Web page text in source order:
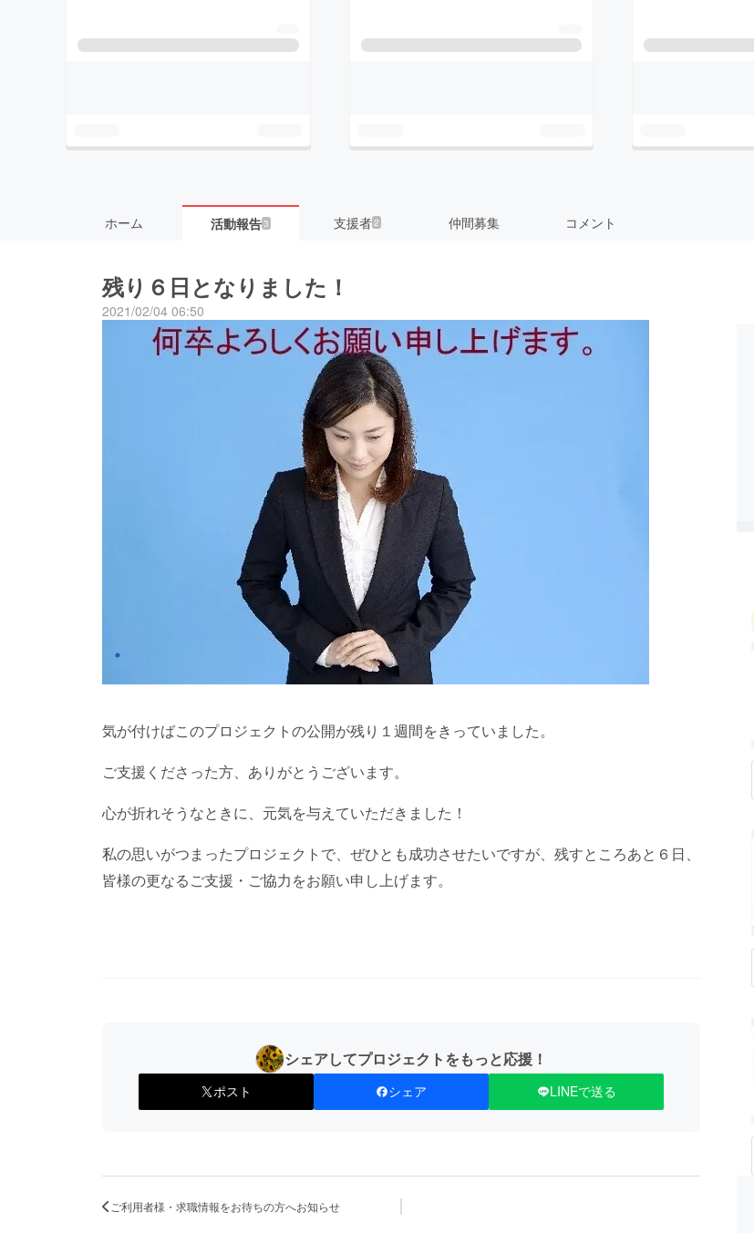
ホーム 活動報告3 支援者2 仲間募集 コメント
残り６日となりました！
2021/02/04 06:50
気が付けばこのプロジェクトの公開が残り１週間をきっていました。
ご支援くださった方、ありがとうございます。
心が折れそうなときに、元気を与えていただきました！
私の思いがつまったプロジェクトで、ぜひとも成功させたいですが、残すところあと６日、
皆様の更なるご支援・ご協力をお願い申し上げます。
シェアしてプロジェクトをもっと応援！
ポスト シェア LINEで送る
ご利用者様・求職情報をお待ちの方へお知らせ